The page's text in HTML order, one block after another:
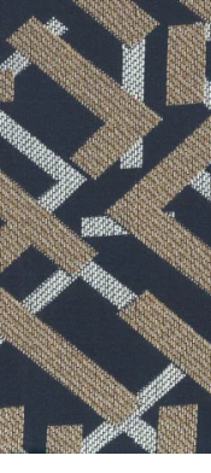
Satin
Taffetas
Velours